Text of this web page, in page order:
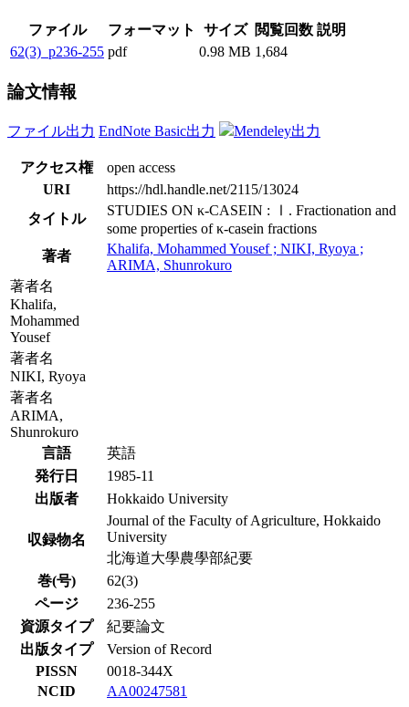
ファイル フォーマット サイズ 閲覧回数 説明
62(3)_p236-255 pdf 0.98 MB 1,684
論文情報
ファイル出力 EndNote Basic出力 Mendeley出力
アクセス権
open access
URI
https://hdl.handle.net/2115/13024
タイトル
STUDIES ON κ-CASEIN : Ⅰ. Fractionation and
some properties of κ-casein fractions
著者
Khalifa, Mohammed Yousef ; NIKI, Ryoya ;
ARIMA, Shunrokuro
著者名
Khalifa,
Mohammed
Yousef
著者名
NIKI, Ryoya
著者名
ARIMA,
Shunrokuro
言語
英語
発行日
1985-11
出版者
Hokkaido University
収録物名
Journal of the Faculty of Agriculture, Hokkaido
University
北海道大學農學部紀要
巻(号)
62(3)
ページ
236-255
資源タイプ
紀要論文
出版タイプ
Version of Record
PISSN
0018-344X
NCID
AA00247581